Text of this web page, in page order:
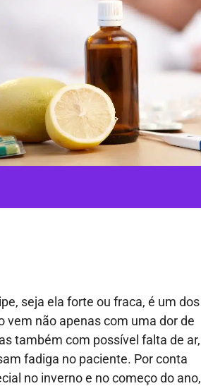
seja ela forte ou fraca, é um dos
vem não apenas com uma dor de
também com possível falta de ar,
fadiga no paciente. Por conta
no inverno e no começo do ano,